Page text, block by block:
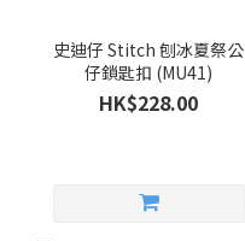
史迪仔 Stitch 刨冰夏祭公
仔鎖匙扣 (MU41)
HK$228.00